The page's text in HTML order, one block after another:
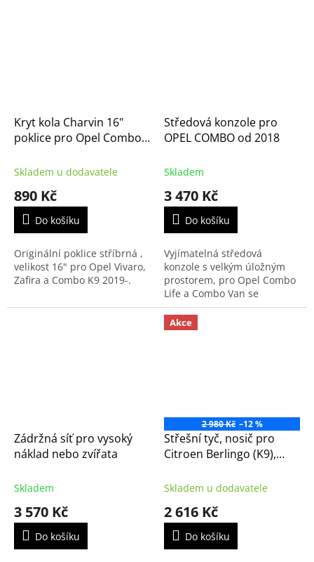
Kryt kola Charvin 16"
poklice pro Opel Combo
Skladem u dodavatele
890 Kč
Do košíku
Originální poklice stříbrná ,
velikost 16" pro Opel Vivaro,
Zafira a Combo K9 2019-.
Středová konzole pro
OPEL COMBO od 2018
Skladem
3 470 Kč
Do košíku
Vyjímatelná středová
konzole s velkým úložným
prostorem, pro Opel Combo
Life a Combo Van se
umísťuje mezi přední
sedačky.
Zádržná síť pro vysoký
náklad nebo zvířata
Skladem
3 570 Kč
Do košíku
Akce
2 980 Kč –12 %
Střešní tyč, nosič pro
Citroen Berlingo (K9),
Combo (K9) (1620328780)
Skladem u dodavatele
2 616 Kč
Do košíku